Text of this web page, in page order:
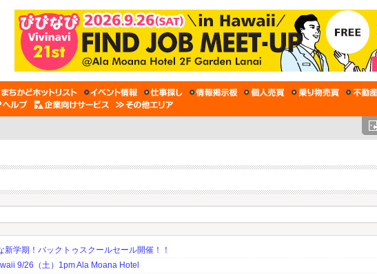
新学期！バックトゥスクールセール開催！！
9/26（土）1pm Ala Moana Hotel